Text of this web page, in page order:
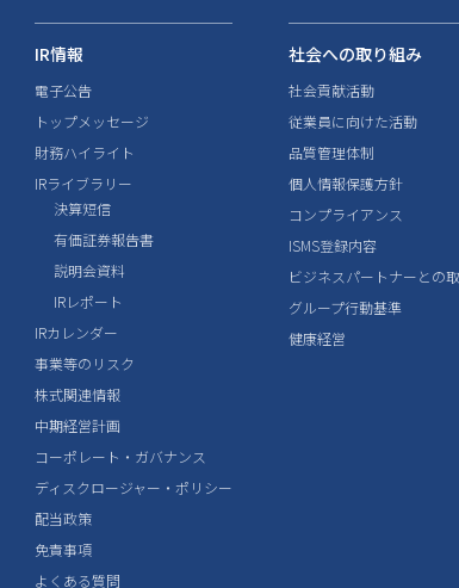
IR情報
電子公告
トップメッセージ
財務ハイライト
IRライブラリー
決算短信
有価証券報告書
説明会資料
IRレポート
IRカレンダー
事業等のリスク
株式関連情報
中期経営計画
コーポレート・ガバナンス
ディスクロージャー・ポリシー
配当政策
免責事項
よくある質問
社会への取り組み
社会貢献活動
従業員に向けた活動
品質管理体制
個人情報保護方針
コンプライアンス
ISMS登録内容
ビジネスパートナーとの
グループ行動基準
健康経営